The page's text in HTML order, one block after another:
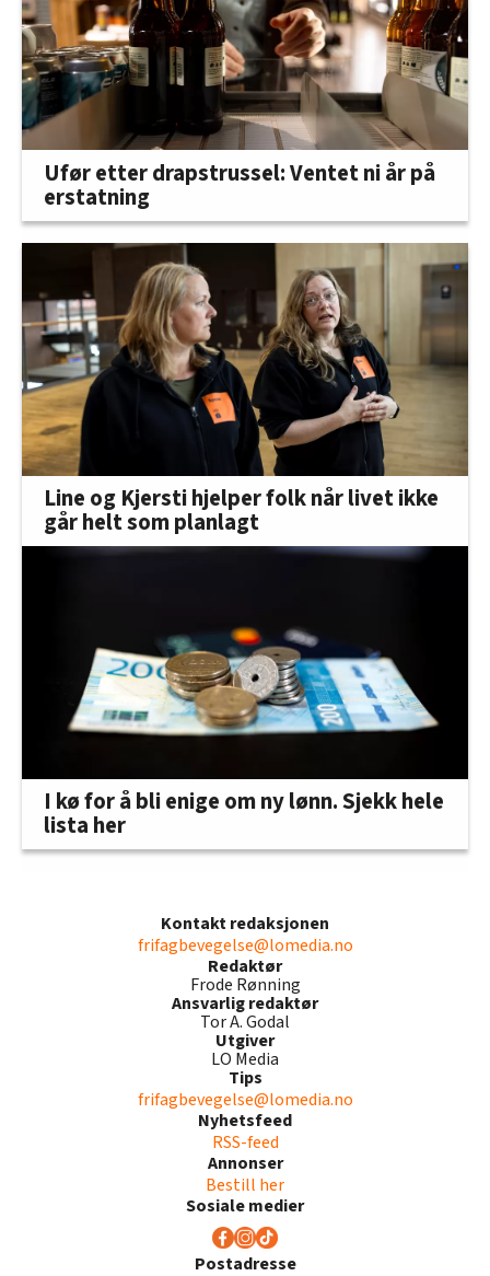
Ufør etter drapstrussel: Ventet ni år på
erstatning
Line og Kjersti hjelper folk når livet ikke
går helt som planlagt
I kø for å bli enige om ny lønn. Sjekk hele
lista her
Kontakt redaksjonen
frifagbevegelse@lomedia.no
Redaktør
Frode Rønning
Ansvarlig redaktør
Tor A. Godal
Utgiver
LO Media
Tips
frifagbevegelse@lomedia.no
Nyhetsfeed
RSS-feed
Annonser
Bestill her
Sosiale medier
Postadresse